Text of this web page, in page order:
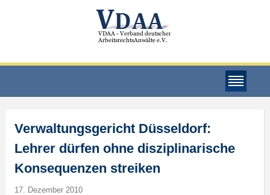
Verwaltungsgericht Düsseldorf:
Lehrer dürfen ohne disziplinarische
Konsequenzen streiken
17. Dezember 2010